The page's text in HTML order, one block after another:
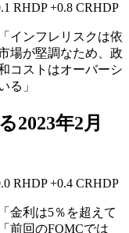
RHDP +0.8 CRHDP
インフレリスクは依
場が堅調なため、政
コストはオーバーシ
る」
2023年2月
RHDP +0.4 CRHDP
金利は5％を超えて
前回のFOMCでは